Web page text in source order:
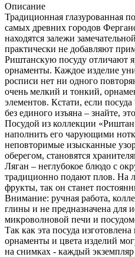
Описание
Традиционная глазурованная
самых древних городов
находятся залежи
практически не добавляют
Риштанскую посуду отличают
орнаменты. Каждое изделие
росписи нет ни одного
очень мелкий и тонкий,
элементов. Кстати, если
без единого изъяна – знайте,
Посудой из коллекции
наполнить его чарующими
неповторимые изысканные
оберегом, становятся
Ляган – неглубокое блюдо с
традиционно подают плов. На
фрукты, так он станет
Внимание: ручная работа,
глины и не предназначена для
микроволновой печи и
Так как эта посуда
орнаменты и цвета изделий
на снимках - каждый